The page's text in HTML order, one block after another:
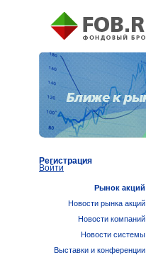
Регистрация
Войти
Рынок акций
Новости рынка акций
Новости компаний
Новости системы
Выставки и конференции